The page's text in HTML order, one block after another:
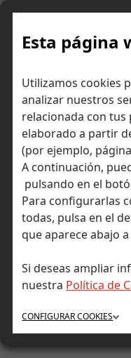
Esta página
Utilizamos cookies
analizar nuestros
relacionada con tus
elaborado a partir
(por ejemplo,
A continuación,
pulsando en el
Para configurarlas
todas, pulsa en el
que aparece abajo
Si deseas ampliar
nuestra Política de
CONFIGURARCOOKIES
Skip
Inicio Consejos para
la economía: la
decisiones económicas